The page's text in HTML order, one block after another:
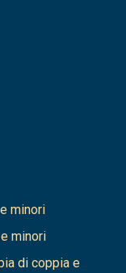
minori
minori
di coppia e